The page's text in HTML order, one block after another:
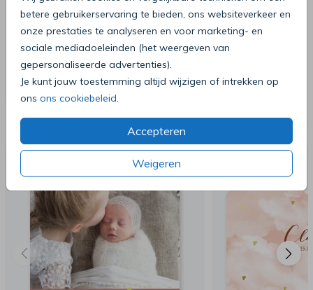
betere gebruikerservaring te bieden, ons websiteverkeer en
onze prestaties te analyseren en voor marketing- en
sociale mediadoeleinden (het weergeven van
gepersonaliseerde advertenties).
Je kunt jouw toestemming altijd wijzigen of intrekken op
ons ons cookiebeleid.
Accepteren
Weigeren
Deze producten zijn wellicht ook iets